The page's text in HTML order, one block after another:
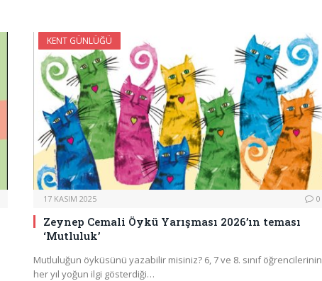
KENT GÜNLÜĞÜ
17 KASIM 2025 0
Zeynep Cemali Öykü Yarışması 2026’ın teması
‘Mutluluk’
Mutluluğun öyküsünü yazabilir misiniz? 6, 7 ve 8. sınıf öğrencilerinin
her yıl yoğun ilgi gösterdiği…